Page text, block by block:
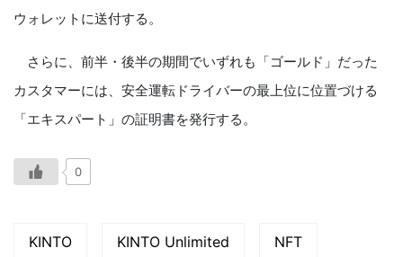
ウォレットに送付する。
さらに、前半・後半の期間でいずれも「ゴールド」だった
カスタマーには、安全運転ドライバーの最上位に位置づける
「エキスパート」の証明書を発行する。
0
KINTO KINTO Unlimited NFT